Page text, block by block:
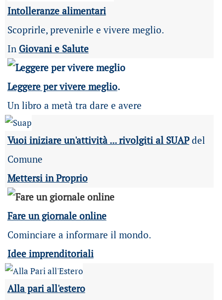
Intolleranze alimentari
Scoprirle, prevenirle e vivere meglio.
In Giovani e Salute
Leggere per vivere meglio.
Un libro a metà tra dare e avere
Vuoi iniziare un'attività ... rivolgiti al SUAPdel
Comune
Mettersi in Proprio
Fare un giornale online
Cominciare a informare il mondo.
Idee imprenditoriali
Alla pari all'estero